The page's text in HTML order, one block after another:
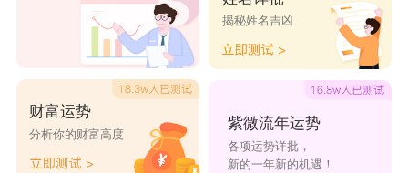
财富运势
分析你的财富高度
揭秘姓名吉凶
紫微流年运势
各项运势详批，
新的一年新的机遇！